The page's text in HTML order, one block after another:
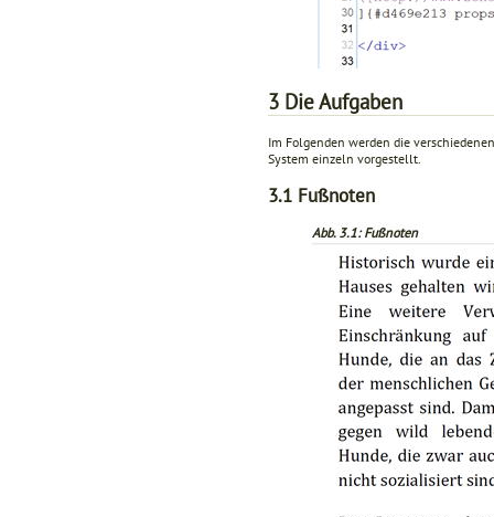
3 Die Aufgaben
Im Folgenden werden die
System einzeln vorgestellt.
3.1 Fußnoten
Abb. 3.1: Fußnoten